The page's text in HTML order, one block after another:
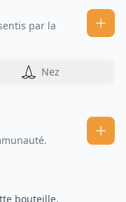
par la
Nez
bouteille.